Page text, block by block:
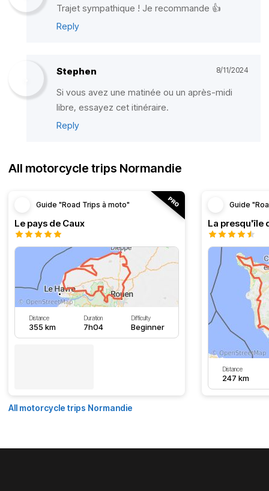
Trajet sympathique ! Je recommande 👍
Reply
Stephen 8/11/2024
Si vous avez une matinée ou un après-midi
libre, essayez cet itinéraire.
Reply
All motorcycle trips Normandie
Guide "Road Trips à moto"
Le pays de Caux
Distance
355 km
Duration
7h04
Difficulty
Beginner
Guide
La presqu'île
Distance
247 km
All motorcycle trips Normandie